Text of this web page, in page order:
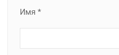
Имя *